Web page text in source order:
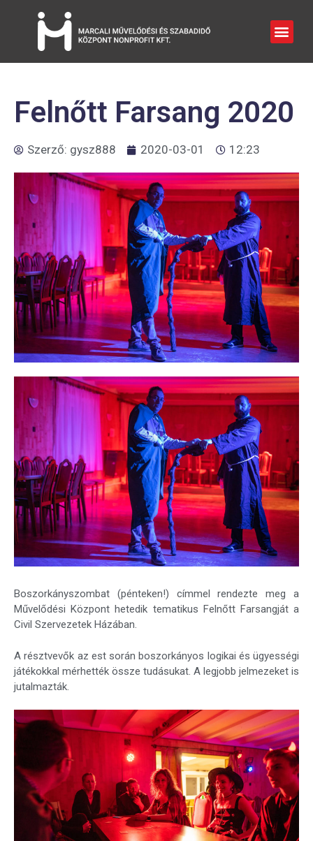
Felnőtt Farsang 2020
Szerző: gysz888 2020-03-01 12:23
Boszorkányszombat (pénteken!) címmel rendezte meg a
Művelődési Központ hetedik tematikus Felnőtt Farsangját a
Civil Szervezetek Házában.
A résztvevők az est során boszorkányos logikai és ügyességi
játékokkal mérhették össze tudásukat. A legjobb jelmezeket is
jutalmazták.